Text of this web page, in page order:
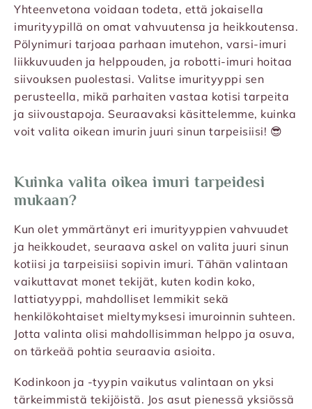
Yhteenvetona voidaan todeta, että jokaisella
imurityypillä on omat vahvuutensa ja heikkoutensa.
Pölynimuri tarjoaa parhaan imutehon, varsi-imuri
liikkuvuuden ja helppouden, ja robotti-imuri hoitaa
siivouksen puolestasi. Valitse imurityyppi sen
perusteella, mikä parhaiten vastaa kotisi tarpeita
ja siivoustapoja. Seuraavaksi käsittelemme, kuinka
voit valita oikean imurin juuri sinun tarpeisiisi! 😎
Kuinka valita oikea imuri tarpeidesi
mukaan?
Kun olet ymmärtänyt eri imurityyppien vahvuudet
ja heikkoudet, seuraava askel on valita juuri sinun
kotiisi ja tarpeisiisi sopivin imuri. Tähän valintaan
vaikuttavat monet tekijät, kuten kodin koko,
lattiatyyppi, mahdolliset lemmikit sekä
henkilökohtaiset mieltymyksesi imuroinnin suhteen.
Jotta valinta olisi mahdollisimman helppo ja osuva,
on tärkeää pohtia seuraavia asioita.
Kodinkoon ja -tyypin vaikutus valintaan on yksi
tärkeimmistä tekijöistä. Jos asut pienessä yksiössä